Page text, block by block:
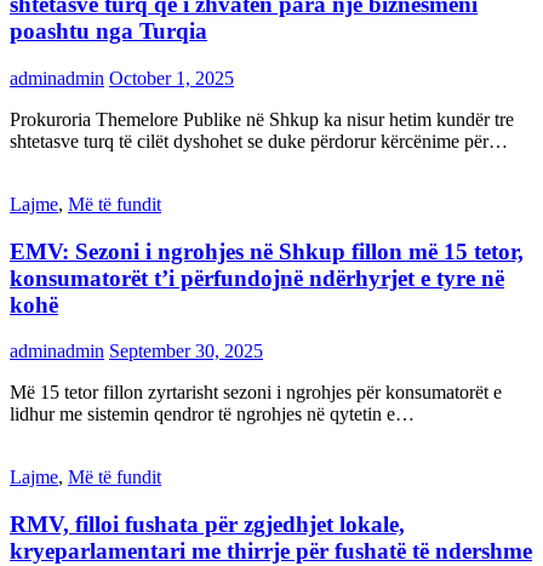
poashtu nga Turqia
adminadmin October 1, 2025
Prokuroria Themelore Publike në Shkup ka nisur hetim kundër tre
shtetasve turq të cilët dyshohet se duke përdorur kërcënime për…
Lajme, Më të fundit
EMV: Sezoni i ngrohjes në Shkup fillon më 15 tetor,
konsumatorët t’i përfundojnë ndërhyrjet e tyre në
kohë
adminadmin September 30, 2025
Më 15 tetor fillon zyrtarisht sezoni i ngrohjes për konsumatorët e
lidhur me sistemin qendror të ngrohjes në qytetin e…
Lajme, Më të fundit
RMV, filloi fushata për zgjedhjet lokale,
kryeparlamentari me thirrje për fushatë të ndershme